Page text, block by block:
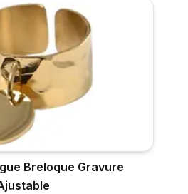
Breloque Gravure